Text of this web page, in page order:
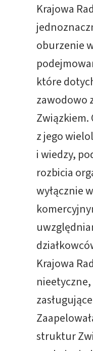
Krajowa
oburzenie
które
zawodowo
Związkiem.
z jego
i wiedzy,
rozbicia
wyłącznie
Krajowa
struktur